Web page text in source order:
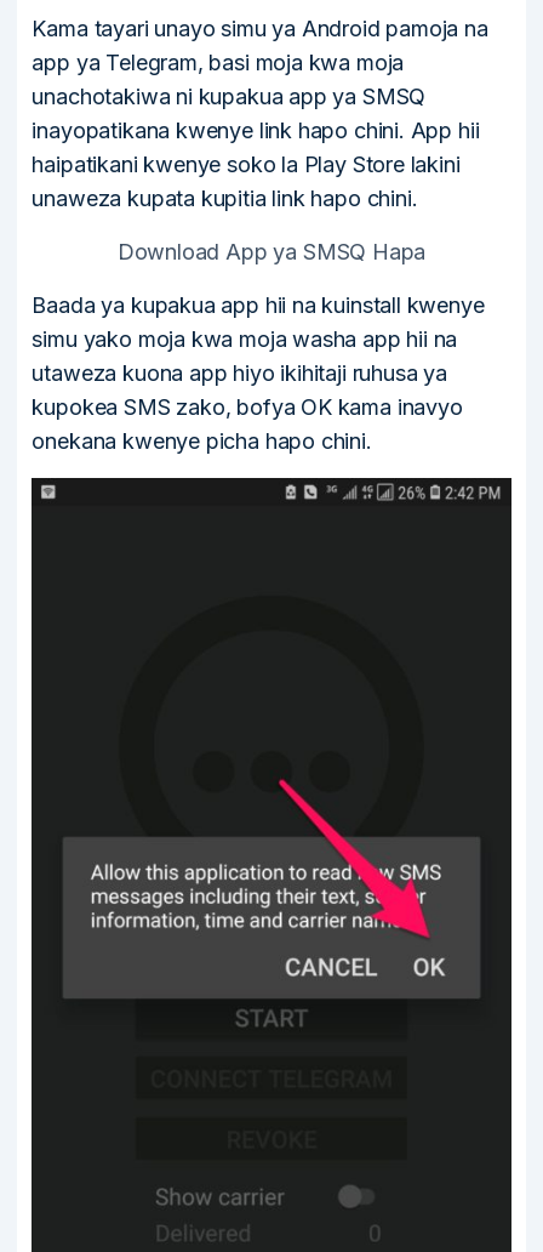
Kama tayari unayo simu ya Android pamoja na
app ya Telegram, basi moja kwa moja
unachotakiwa ni kupakua app ya SMSQ
inayopatikana kwenye link hapo chini. App hii
haipatikani kwenye soko la Play Store lakini
unaweza kupata kupitia link hapo chini.
Download App ya SMSQ Hapa
Baada ya kupakua app hii na kuinstall kwenye
simu yako moja kwa moja washa app hii na
utaweza kuona app hiyo ikihitaji ruhusa ya
kupokea SMS zako, bofya OK kama inavyo
onekana kwenye picha hapo chini.